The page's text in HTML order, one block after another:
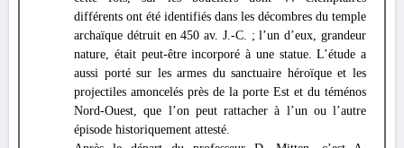
différents ont été identifiés dans les décombres du temple
archaïque détruit en 450 av. J.-C. ; l’un d’eux, grandeur
nature, était peut-être incorporé à une statue. L’étude a
aussi porté sur les armes du sanctuaire héroïque et les
projectiles amoncelés près de la porte Est et du téménos
Nord-Ouest, que l’on peut rattacher à l’un ou l’autre
épisode historiquement attesté.